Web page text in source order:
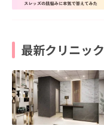
最新クリニック